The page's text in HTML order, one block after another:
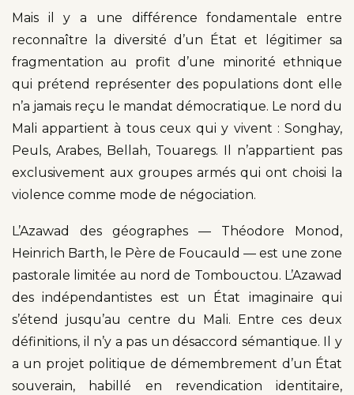
Mais il y a une différence fondamentale entre
reconnaître la diversité d’un État et légitimer sa
fragmentation au profit d’une minorité ethnique
qui prétend représenter des populations dont elle
n’a jamais reçu le mandat démocratique. Le nord du
Mali appartient à tous ceux qui y vivent : Songhay,
Peuls, Arabes, Bellah, Touaregs. Il n’appartient pas
exclusivement aux groupes armés qui ont choisi la
violence comme mode de négociation.
L’Azawad des géographes — Théodore Monod,
Heinrich Barth, le Père de Foucauld — est une zone
pastorale limitée au nord de Tombouctou. L’Azawad
des indépendantistes est un État imaginaire qui
s’étend jusqu’au centre du Mali. Entre ces deux
définitions, il n’y a pas un désaccord sémantique. Il y
a un projet politique de démembrement d’un État
souverain, habillé en revendication identitaire,